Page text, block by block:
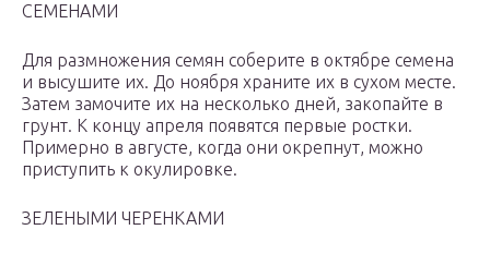
СЕМЕНАМИ
Для размножения семян соберите в октябре семена
и высушите их. До ноября храните их в сухом месте.
Затем замочите их на несколько дней, закопайте в
грунт. К концу апреля появятся первые ростки.
Примерно в августе, когда они окрепнут, можно
приступить к окулировке.
ЗЕЛЕНЫМИ ЧЕРЕНКАМИ